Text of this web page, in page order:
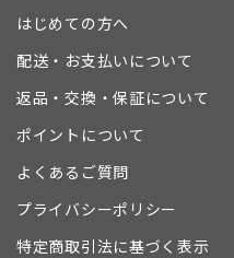
はじめての方へ
配送・お支払いについて
返品・交換・保証について
ポイントについて
よくあるご質問
プライバシーポリシー
特定商取引法に基づく表示